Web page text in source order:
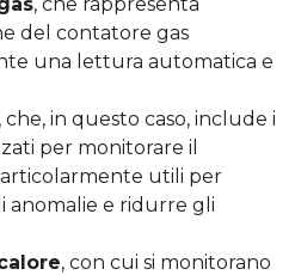
del contatore gas
una lettura automatica e
, che, in questo caso, include i
per monitorare il
utili per
anomalie e ridurre gli
, con cui si monitorano